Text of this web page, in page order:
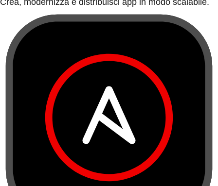
Crea, modernizza e distribuisci app in modo scalabile.